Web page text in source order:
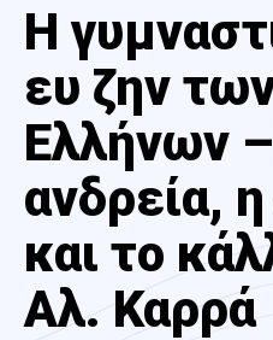
Η
ευ ζην
Ελλήνων
ανδρεία,
και το
Αλ. Καρρά